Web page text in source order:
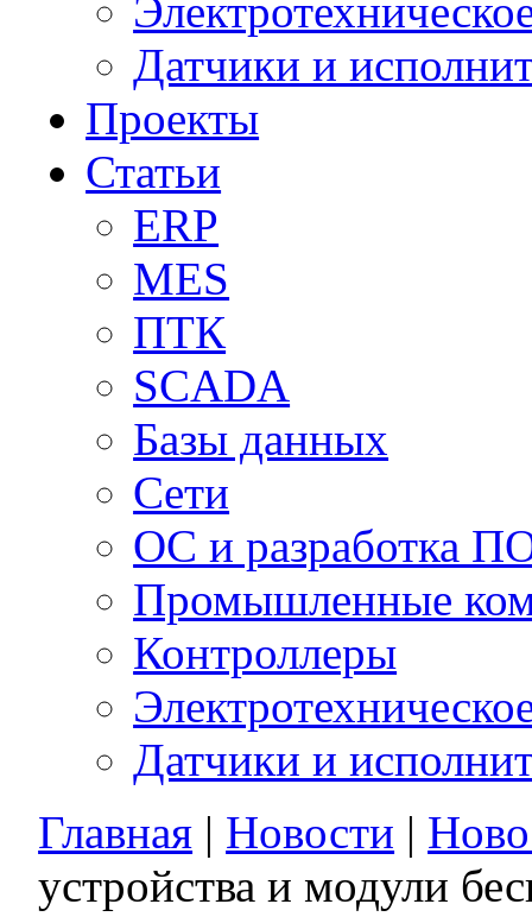
Датчики и
Проекты
Статьи
ERP
MES
ПТК
SCADA
Базы данных
Сети
ОС и разработка
Промышленные
Контроллеры
Датчики и
Главная | Новости |
устройства и модули